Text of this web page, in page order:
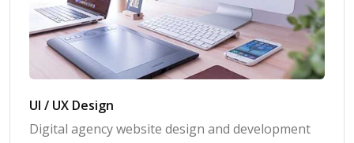
UI / UX Design
Digital agency website design and development